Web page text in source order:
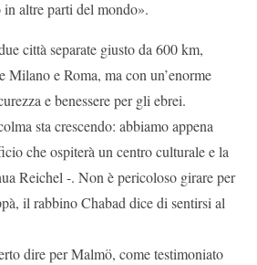
altre parti del mondo».
città separate giusto da 600 km,
Milano e Roma, ma con un’enorme
e benessere per gli ebrei.
sta crescendo: abbiamo appena
che ospiterà un centro culturale e la
Reichel -. Non è pericoloso girare per
il rabbino Chabad dice di sentirsi al
dire per Malmö, come testimoniato